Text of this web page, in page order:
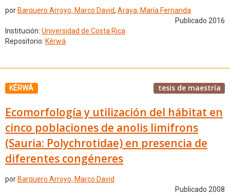
por Barquero Arroyo, Marco David, Araya, María Fernanda
Publicado 2016
Institución: Universidad de Costa Rica
Repositorio: Kérwá
KÉRWÁ tesis de maestría
Ecomorfología y utilización del hábitat en
cinco poblaciones de anolis limifrons
(Sauria: Polychrotidae) en presencia de
diferentes congéneres
por Barquero Arroyo, Marco David
Publicado 2008